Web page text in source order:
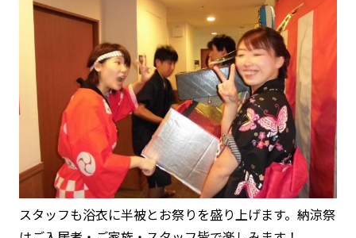
スタッフも浴衣に半被とお祭りを盛り上げます。納涼祭